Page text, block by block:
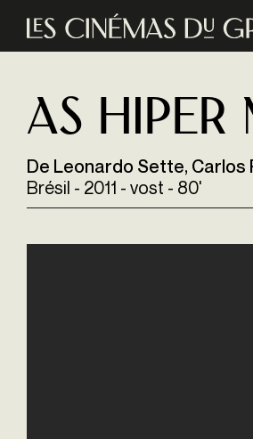
Aller au contenu principal
As
De Leonardo Sette, Carlos
Brésil - 2011 - vost - 80'